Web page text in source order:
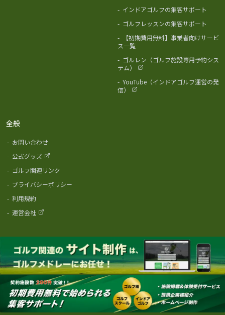
- インドアゴルフの集客サポート
- ゴルフレッスンの集客サポート
-
【初期費用無料】事業者向けサービ
ス一覧
- ゴルレン（ゴルフ施設専用予約シス
テム）
- YouTube（インドアゴルフ運営の発
信）
全般
- お問い合わせ
- 公式グッズ
- ゴルフ関連リンク
- プライバシーポリシー
- 利用規約
- 運営会社